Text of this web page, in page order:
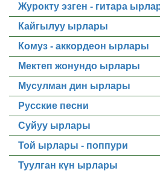
Журокту эзген - гитара
Кайгылуу ырлары
Комуз - аккордеон ырлары
Мектеп жонундо ырлары
Мусулман дин ырлары
Русские песни
Суйуу ырлары
Той ырлары - поппури
Туулган күн ырлары